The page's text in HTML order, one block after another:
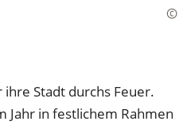
Stadt durchs Feuer.
Jahr in festlichem Rahmen